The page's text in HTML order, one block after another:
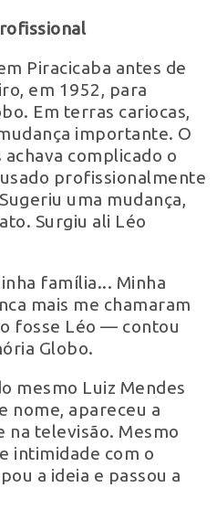
Piracicaba antes de
em 1952, para
Em terras cariocas,
importante. O
complicado o
profissionalmente
uma mudança,
Surgiu ali Léo
família... Minha
mais me chamaram
fosse Léo — contou
Globo.
mesmo Luiz Mendes
nome, apareceu a
televisão. Mesmo
intimidade com o
a ideia e passou a